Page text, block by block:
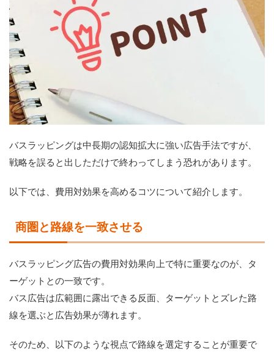
バスラッピングは中長期の認知拡大に強い広告手法ですが、
戦略を誤ると出しただけで終わってしまう恐れがあります。
以下では、費用対効果を高めるコツについて紹介します。
商圏と路線を一致させる
バスラッピング広告の費用対効果向上で特に重要なのが、タ
ーゲットとの一致です。
バス広告は広範囲に露出できる反面、ターゲットとズレた路
線を選ぶと広告効果が薄れます。
そのため、以下のような視点で路線を選定することが重要で